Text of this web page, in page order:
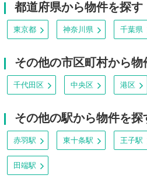
都道府県から物件を探す
東京都 神奈川県 千葉県
その他の市区町村から物
千代田区 中央区 港区
その他の駅から物件を探
赤羽駅 東十条駅 王子駅
田端駅